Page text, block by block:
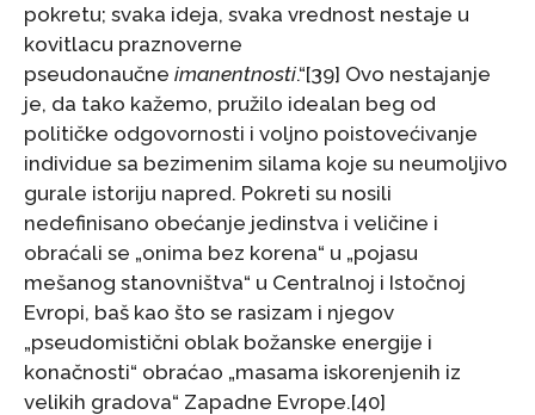
pokretu; svaka ideja, svaka vrednost nestaje u
kovitlacu praznoverne
pseudonaučne imanentnosti.“[39] Ovo nestajanje
je, da tako kažemo, pružilo idealan beg od
političke odgovornosti i voljno poistovećivanje
individue sa bezimenim silama koje su neumoljivo
gurale istoriju napred. Pokreti su nosili
nedefinisano obećanje jedinstva i veličine i
obraćali se „onima bez korena“ u „pojasu
mešanog stanovništva“ u Centralnoj i Istočnoj
Evropi, baš kao što se rasizam i njegov
„pseudomistični oblak božanske energije i
konačnosti“ obraćao „masama iskorenjenih iz
velikih gradova“ Zapadne Evrope.[40]